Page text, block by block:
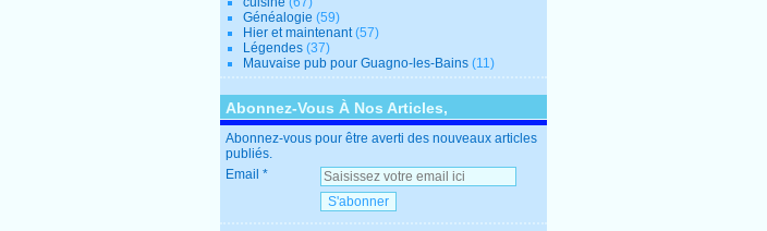
Généalogie (59)
Hier et maintenant(57)
Légendes (37)
Mauvaise pub pour Guagno-les-Bains (11)
Abonnez-Vous À Nos Articles,
Abonnez-vous pour être averti des nouveaux articles
publiés.
Email